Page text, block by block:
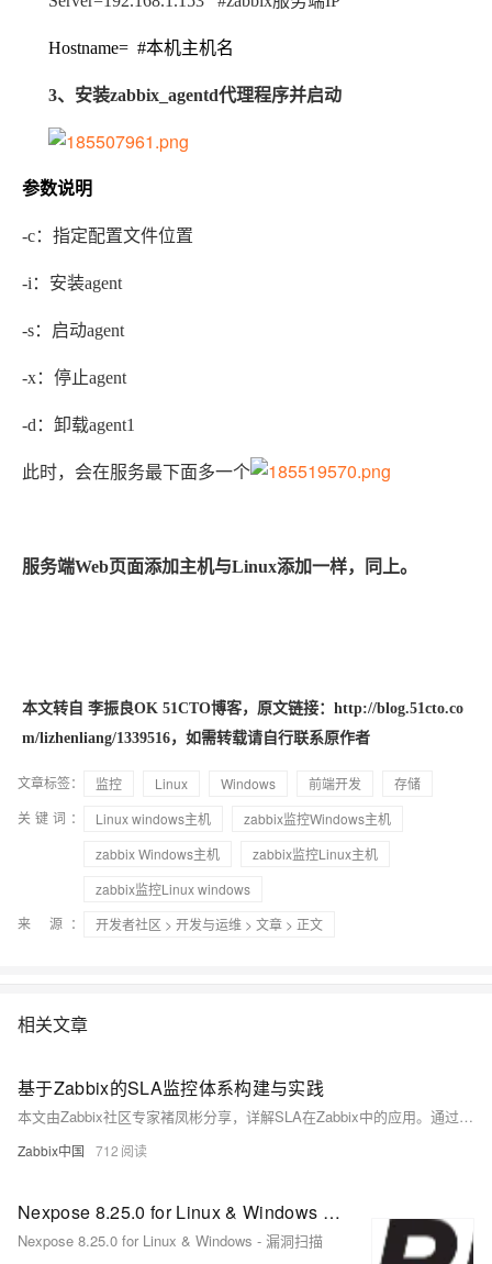
Hostname= #本机主机名
3、 安装zabbix_agentd代理程序并启动
参数说明
-c：指定配置文件位置
-i ：安装agent
-s：启动agent
-x：停止agent
-d ：卸载agent1
此时，会在服务最下面多一个
服务端Web页面添加主机与Linux添加一样，同上。
本文转自 李振良OK 51CTO博客，原文链接：http://blog.51cto.co
m/lizhenliang/1339516，如需转载请自行联系原作者
文章标签： 监控 Linux Windows 前端开发
存储
关键词：
Linux windows主机
zabbix监控Windows主机
zabbix Windows主机
zabbix监控Linux主机
zabbix监控Linux windows
来 源：
开发者社区 > 开发与运维 > 文章 > 正文
相关文章
基于Zabbix的SLA监控体系构建与实践
本文由Zabbix社区专家褚凤彬分享，详解SLA在Zabbix中的应用。通过Trigger与Service联动，构建Web应用的多层级监控体系，并介绍SLA计算规则、维护期处理及升级注意事项，助力企业精准掌控服务可用性。
Zabbix中国 712
Nexpose 8.25.0 for Linux & Windows - 漏洞扫描
Nexpose 8.25.0 for Linux & Windows - 漏洞扫描